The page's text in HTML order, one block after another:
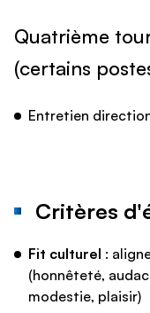
Quatrième
(certains
Entretien
Critères
Fit culturel :
(honnêteté,
modestie, plaisir)